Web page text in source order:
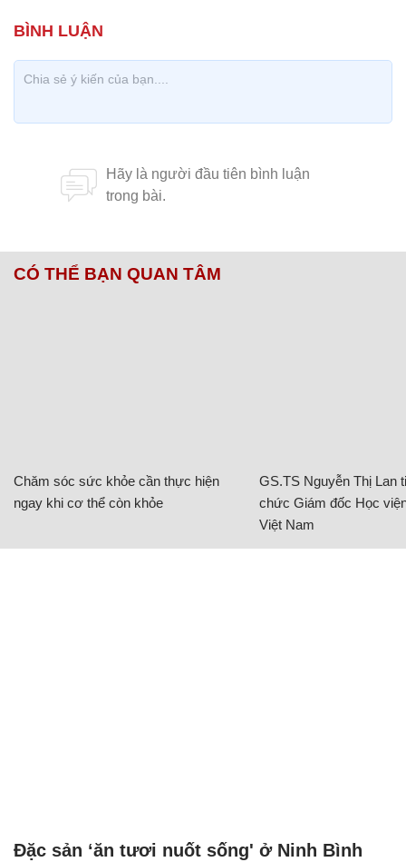
CÓ THỂ BẠN QUAN TÂM
Chăm sóc sức khỏe cần thực hiện
ngay khi cơ thể còn khỏe
GS.TS Nguyễn Thị Lan
chức Giám đốc Học
Việt Nam
Đặc sản ‘ăn tươi nuốt sống' ở Ninh Bình